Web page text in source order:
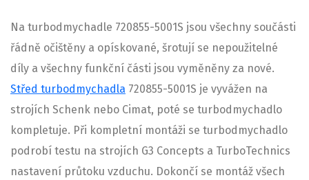
Na turbodmychadle 720855-5001S jsou všechny součásti
řádně očištěny a opískované, šrotují se nepoužitelné
díly a všechny funkční části jsou vyměněny za nové.
Střed turbodmychadla 720855-5001S je vyvážen na
strojích Schenk nebo Cimat, poté se turbodmychadlo
kompletuje. Při kompletní montáži se turbodmychadlo
podrobí testu na strojích G3 Concepts a TurboTechnics
nastavení průtoku vzduchu. Dokončí se montáž všech